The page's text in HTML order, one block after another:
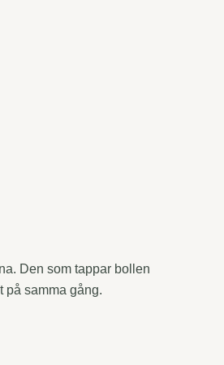
Den som tappar bollen
på samma gång.